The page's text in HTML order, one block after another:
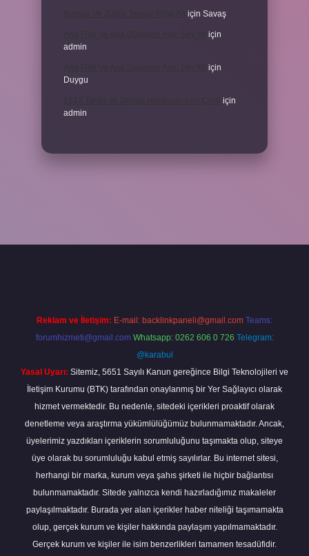
için Savaş
için
admin
için
Duygu
için
admin
Reklam ve İletişim: E-mail: backlinkpaneli@gmail.com Teams:
forumhizmeti@gmail.com Whatsapp: 0262 606 0 726 Telegram:
@karabul
Yasal Uyarı: Sitemiz, 5651 Sayılı Kanun gereğince Bilgi Teknolojileri ve
İletişim Kurumu (BTK) tarafından onaylanmış bir Yer Sağlayıcı olarak
hizmet vermektedir. Bu nedenle, sitedeki içerikleri proaktif olarak
denetleme veya araştırma yükümlülüğümüz bulunmamaktadır. Ancak,
üyelerimiz yazdıkları içeriklerin sorumluluğunu taşımakta olup, siteye
üye olarak bu sorumluluğu kabul etmiş sayılırlar. Bu internet sitesi,
herhangi bir marka, kurum veya şahıs şirketi ile hiçbir bağlantısı
bulunmamaktadır. Sitede yalnızca kendi hazırladığımız makaleler
paylaşılmaktadır. Burada yer alan içerikler haber niteliği taşımamakta
olup, gerçek kurum ve kişiler hakkında paylaşım yapılmamaktadır.
Gerçek kurum ve kişiler ile isim benzerlikleri tamamen tesadüfidir.